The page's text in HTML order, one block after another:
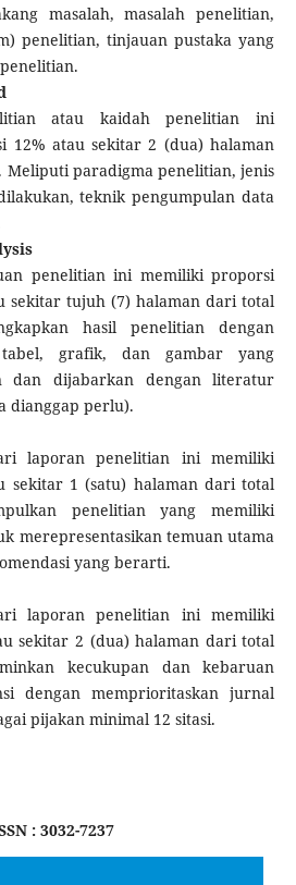
masalah, masalah penelitian,
penelitian, tinjauan pustaka yang
atau kaidah penelitian ini
12% atau sekitar 2 (dua) halaman
Meliputi paradigma penelitian, jenis
teknik pengumpulan data
penelitian ini memiliki proporsi
sekitar tujuh (7) halaman dari total
hasil penelitian dengan
grafik, dan gambar yang
dan dijabarkan dengan literatur
dianggap perlu).
laporan penelitian ini memiliki
sekitar 1 (satu) halaman dari total
penelitian yang memiliki
merepresentasikan temuan utama
yang berarti.
laporan penelitian ini memiliki
sekitar 2 (dua) halaman dari total
kecukupan dan kebaruan
dengan memprioritaskan jurnal
pijakan minimal 12 sitasi.
: 3032-7237